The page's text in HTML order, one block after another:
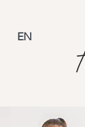
EN